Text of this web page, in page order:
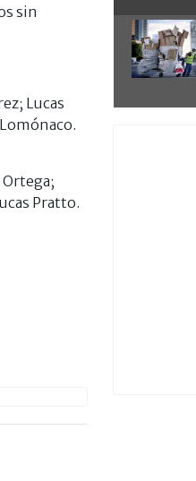
sin
Lucas
Ortega;
Pratto.